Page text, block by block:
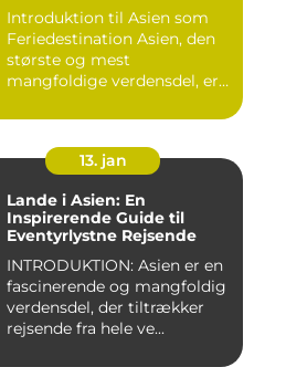
Introduktion til Asien som
Feriedestination Asien, den
største og mest
mangfoldige verdensdel, er
13. jan
Lande i Asien: En
Inspirerende Guide til
Eventyrlystne Rejsende
INTRODUKTION: Asien er en
fascinerende og mangfoldig
verdensdel, der tiltrækker
rejsende fra hele ve...